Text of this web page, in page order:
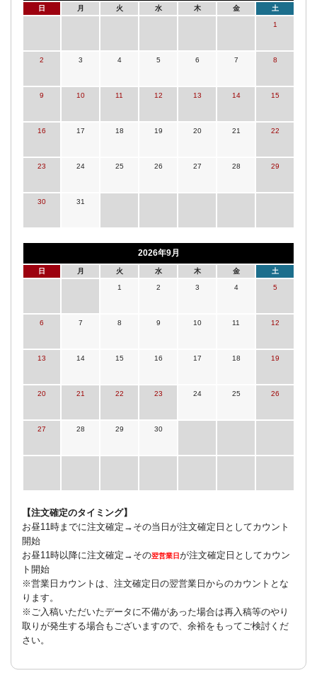
日 月 火 水 木 金 土
1
2 3 4 5 6 7 8
9 10 11 12 13 14 15
16 17 18 19 20 21 22
23 24 25 26 27 28 29
30 31
2026年9月
日 月 火 水 木 金 土
1 2 3 4 5
6 7 8 9 10 11 12
13 14 15 16 17 18 19
20 21 22 23 24 25 26
27 28 29 30
【注文確定のタイミング】
お昼11時までに注文確定→その当日が注文確定日としてカウント
開始
お昼11時以降に注文確定→その翌営業日が注文確定日としてカウン
ト開始
※営業日カウントは、注文確定日の翌営業日からのカウントとな
ります。
※ご入稿いただいたデータに不備があった場合は再入稿等のやり
取りが発生する場合もございますので、余裕をもってご検討くだ
さい。